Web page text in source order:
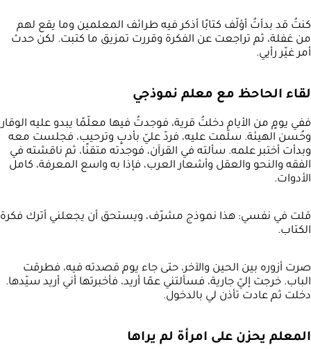
كنتُ قد بدأتُ أؤلّف كتابًا أذكر فيه طرائف المعلمين وما يقع لهم
من غفلة، ثم تراجعت عن الفكرة وقررت تمزيق ما كتبت. لكن حدث
أمر غيّر رأيي.
لقاء الحاحظ مع معلم نموذجي
ففي يومٍ من الأيام دخلتُ قرية، فوجدتُ فيها معلّمًا يبدو عليه الوقار
وحُسن الهيئة. سلّمت عليه، فردّ عليّ بأدبٍ وترحيب، فجلست معه
وبدأت أختبر علمه. سألته في القرآن، فوجدته متقنًا، ثم ناقشته في
الفقه والنحو والعقل وأشعار العرب، فإذا به واسع المعرفة، كامل
الأدوات.
قلت في نفسي: هذا نموذج مشرّف، ويستحق أن يجعلني أترك فكرة
الكتاب.
صرت أزوره بين الحين والآخر، حتى جاء يوم قصدته فيه، فطرقت
الباب. خرجت إليّ جارية، فسألتني عمّا أريد، فأخبرتها أني أريد سيّدها.
دخلت ثم عادت تأذن لي بالدخول.
المعلم يحزن على امرأة لم يراها